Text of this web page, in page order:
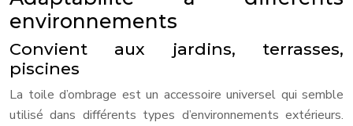
environnements
Convient aux jardins, terrasses,
piscines
La toile d’ombrage est un accessoire universel qui semble
utilisé dans différents types d’environnements extérieurs.